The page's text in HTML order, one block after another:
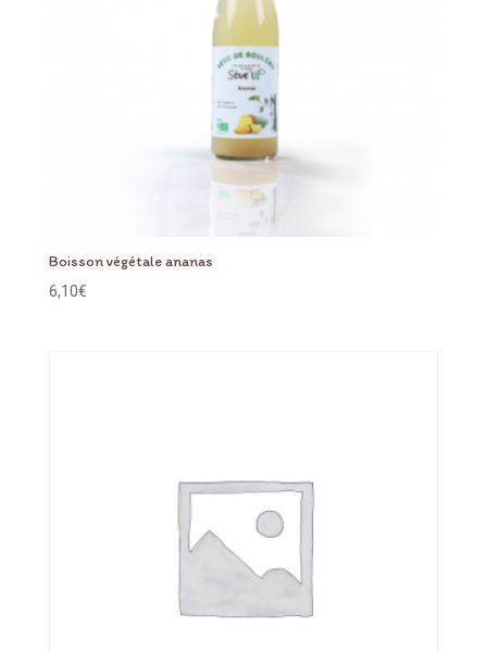
Boisson végétale ananas
6,10€